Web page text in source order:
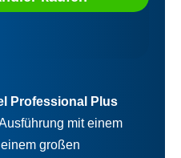
Professional Plus
mit einem
großen